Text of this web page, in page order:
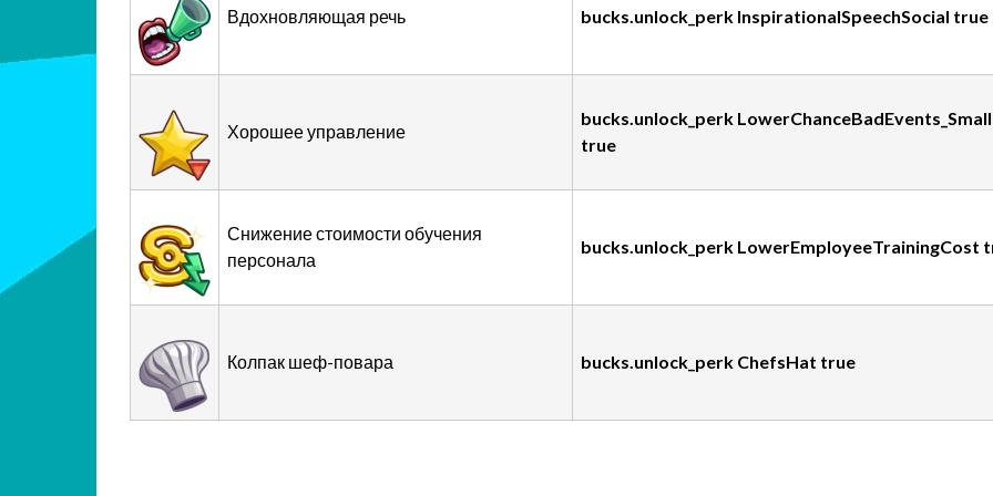
Вдохновляющая речь bucks.unlock_perk InspirationalSpeechSocial true
Хорошее управление
bucks.unlock_perk LowerChanceBadEvents_Small
true
Снижение стоимости обучения
персонала
bucks.unlock_perk LowerEmployeeTrainingCost
Колпак шеф-повара bucks.unlock_perk ChefsHat true